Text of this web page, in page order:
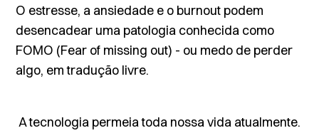
O estresse, a ansiedade e o burnout podem
desencadear uma patologia conhecida como
FOMO (Fear of missing out) - ou medo de perder
algo, em tradução livre.
A tecnologia permeia toda nossa vida atualmente.